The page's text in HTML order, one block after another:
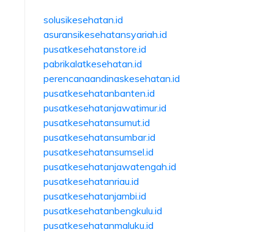
solusikesehatan.id
asuransikesehatansyariah.id
pusatkesehatanstore.id
pabrikalatkesehatan.id
perencanaandinaskesehatan.id
pusatkesehatanbanten.id
pusatkesehatanjawatimur.id
pusatkesehatansumut.id
pusatkesehatansumbar.id
pusatkesehatansumsel.id
pusatkesehatanjawatengah.id
pusatkesehatanriau.id
pusatkesehatanjambi.id
pusatkesehatanbengkulu.id
pusatkesehatanmaluku.id